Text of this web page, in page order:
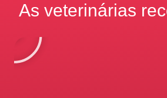
As veterinárias